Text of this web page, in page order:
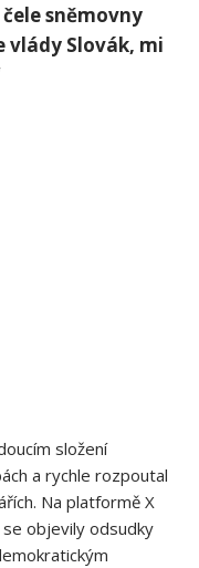
sněmovny
vlády Slovák, mi
složení
a rychle rozpoutal
Na platformě X
objevily odsudky